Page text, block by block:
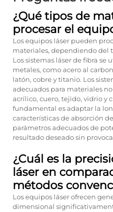
¿Qué tipos de
procesar el
Los equipos láser pueden
materiales, dependiendo del
Los sistemas láser de fibra
metales, como acero al
latón, cobre y titanio. Los
adecuados para materiales
acrílico, cuero, tejido, vidrio y
fundamental es adaptar la
características de absorción
parámetros adecuados de
resultado deseado sin
¿Cuál es la
láser en
métodos
Los equipos láser ofrecen
dimensional